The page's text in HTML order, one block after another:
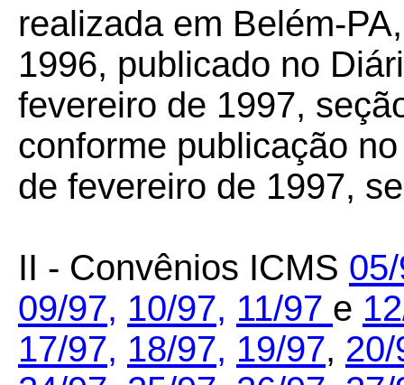
realizada em Belém-
1996, publicado no
fevereiro de 1997,
conforme publicação
de fevereiro de 1997,
II - Convênios ICMS
09/97, 10/97, 11/97 e
17/97, 18/97, 19/97,